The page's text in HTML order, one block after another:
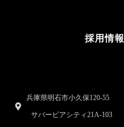
採用情報
兵庫県明石市小久保120-55
サバービアシティ21A-103